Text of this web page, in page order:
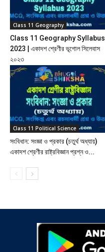
Class 11 Geography
Class 11 Geography Syllabus
2023 | একাদশ শ্রেণীর ভূগোল সিলেবাস
২০২৩
Class 11 Political Science
সংবিধান: সংজ্ঞা ও প্রকার (চতুর্থ অধ্যায়)
একাদশ শ্রেণীর রাষ্ট্রবিজ্ঞান প্রশ্ন ও...